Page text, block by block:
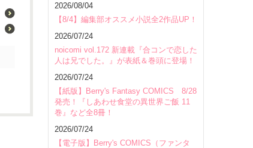
2026/08/04
【8/4】編集部オススメ小説全2作品UP！
2026/07/24
noicomi vol.172 新連載『合コンで恋した
人は兄でした。』が表紙＆巻頭に登場！
2026/07/24
【紙版】Berry's Fantasy COMICS 8/28
発売！『しあわせ食堂の異世界ご飯 11
巻』など全8冊！
2026/07/24
【電子版】Berry's COMICS（ファンタ